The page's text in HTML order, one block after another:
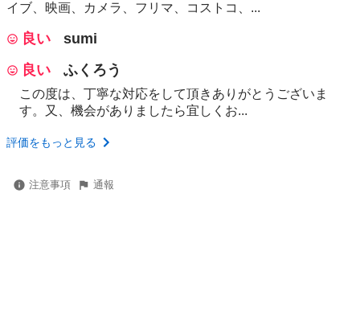
イブ、映画、カメラ、フリマ、コストコ、...
良い
sumi
良い
ふくろう
この度は、丁寧な対応をして頂きありがとうございま
す。又、機会がありましたら宜しくお...
評価をもっと見る
注意事項 通報